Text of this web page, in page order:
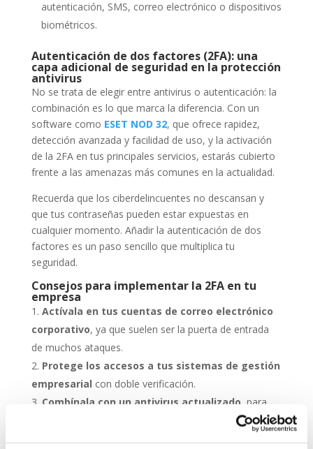
autenticación, SMS, correo electrónico o dispositivos
biométricos.
Autenticación de dos factores (2FA): una
capa adicional de seguridad en la protección
antivirus
No se trata de elegir entre antivirus o autenticación: la
combinación es lo que marca la diferencia. Con un
software como ESET NOD 32, que ofrece rapidez,
detección avanzada y facilidad de uso, y la activación
de la 2FA en tus principales servicios, estarás cubierto
frente a las amenazas más comunes en la actualidad.
Recuerda que los ciberdelincuentes no descansan y
que tus contraseñas pueden estar expuestas en
cualquier momento. Añadir la autenticación de dos
factores es un paso sencillo que multiplica tu
seguridad.
Consejos para implementar la 2FA en tu
empresa
Actívala en tus cuentas de correo electrónico
corporativo, ya que suelen ser la puerta de entrada
de muchos ataques.
Protege los accesos a tus sistemas de gestión
empresarial con doble verificación.
Combínala con un antivirus actualizado , para
que el malware no comprometa el segundo factor.